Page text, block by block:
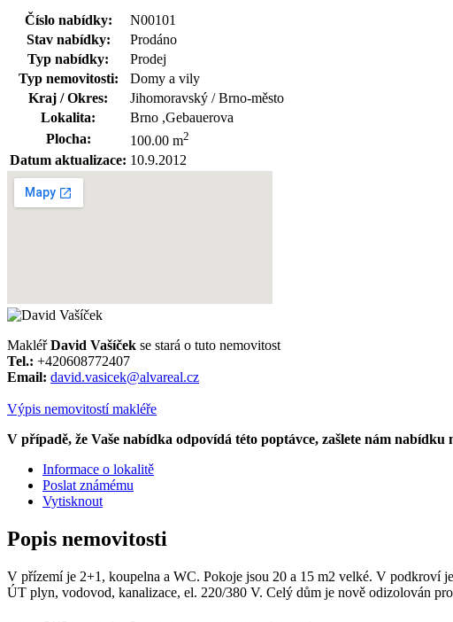
Číslo nabídky:
N00101
Stav nabídky:
Prodáno
Typ nabídky:
Prodej
Typ nemovitosti:
Domy a vily
Kraj / Okres:
Jihomoravský / Brno-město
Lokalita:
Brno ,Gebauerova
Plocha:
100.00 m2
Datum aktualizace: 10.9.2012
MakléřDavid Vašíček se stará o tuto nemovitost
Tel.: +420608772407
Email: david.vasicek@alvareal.cz
Výpis nemovitostí makléře
V případě, že Vaše nabídka odpovídá této poptávce, zašlete nám
Informace o lokalitě
Poslat známému
Vytisknout
Popis nemovitosti
V přízemí je 2+1, koupelna a WC. Pokoje jsou 20 a 15 m2 velké. V podkroví
ÚT plyn, vodovod, kanalizace, el. 220/380 V. Celý dům je nově odizolován